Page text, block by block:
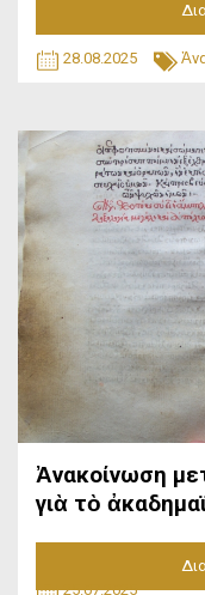
28.08.2025
Ἀνακοίνωση
γιὰ τὸ
25.07.2025